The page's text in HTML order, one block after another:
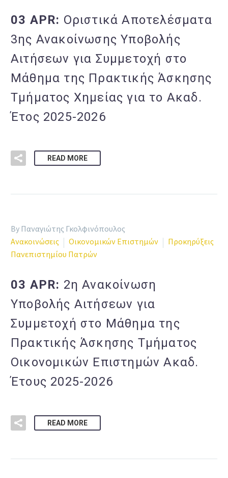
03 APR: Οριστικά Αποτελέσματα
3ης Ανακοίνωσης Υποβολής
Αιτήσεων για Συμμετοχή στο
Μάθημα της Πρακτικής Άσκησης
Τμήματος Χημείας για το Ακαδ.
Έτος 2025-2026
READ MORE
By Παναγιώτης Γκολφινόπουλος
Ανακοινώσεις
Οικονομικών Επιστημών
Προκηρύξεις
Πανεπιστημίου Πατρών
03 APR: 2η Ανακοίνωση
Υποβολής Αιτήσεων για
Συμμετοχή στο Μάθημα της
Πρακτικής Άσκησης Τμήματος
Οικονομικών Επιστημών Ακαδ.
Έτους 2025-2026
READ MORE